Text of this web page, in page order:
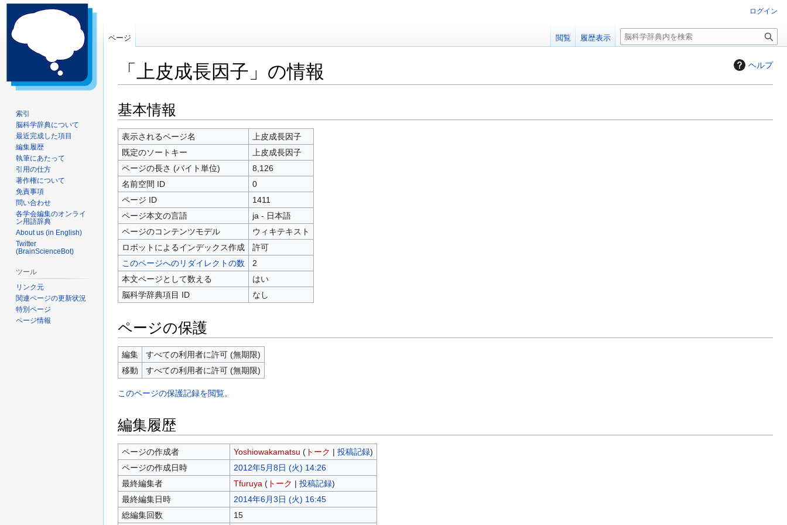
ヘルプ
「上皮成長因子」の情報
ナ
ビ
ゲ
ー
シ
ョ
ン
移
動
検
索
に
移
動
基本情報
表示されるページ名
上皮成長因子
既定のソートキー
上皮成長因子
ページの長さ (バイト単位)
8,126
名前空間 ID
0
ページ ID
1411
ページ本文の言語
ja - 日本語
ページのコンテンツモデル
ウィキテキスト
ロボットによるインデックス作成
許可
このページへのリダイレクトの数
2
本文ページとして数える
はい
脳科学辞典項目 ID
なし
ページの保護
編集
すべての利用者に許可 (無期限)
移動
すべての利用者に許可 (無期限)
このページの保護記録を閲覧。
編集履歴
ページの作成者 Yoshiowakamatsu (トーク | 投稿記録)
ページの作成日時
2012年5月8日 (火) 14:26
最終編集者
Tfuruya (トーク | 投稿記録)
最終編集日時
2014年6月3日 (火) 16:45
総編集回数
15
ログイン
ページ 閲覧 履歴表示
検
索
索引
脳科学辞典について
最近完成した項目
編集履歴
執筆にあたって
引用の仕方
著作権について
免責事項
問い合わせ
各学会編集のオンライ
ン用語辞典
About us (in English)
Twitter
(BrainScienceBot)
ツール
リンク元
関連ページの更新状況
特別ページ
ページ情報